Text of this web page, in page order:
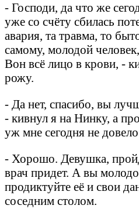
- Господи, да что же
уже со счёту сбилась
авария, та травма, то
самому, молодой
Вон всё лицо в крови, -
рожу.
- Да нет, спасибо, вы
- кивнул я на Нинку, а
уж мне сегодня не
- Хорошо. Девушка,
врач придет. А вы
продиктуйте её и свои
соседним столом.